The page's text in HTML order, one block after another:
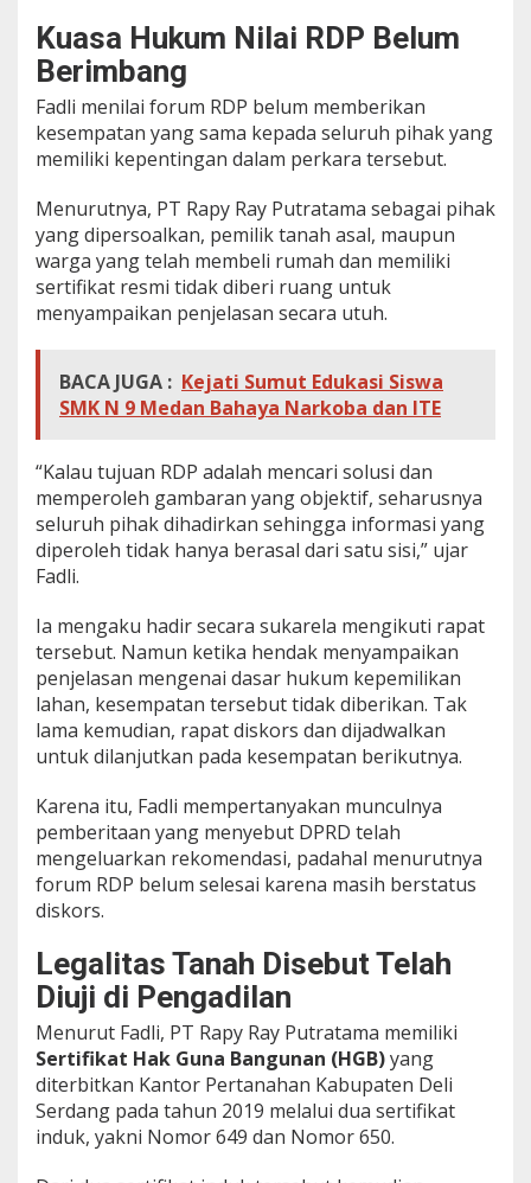
u
m
S
o
r
t
i
R
D
P
D
D
S
u
t
Kuasa Hukum Nilai RDP Belum
Berimbang
Fadli menilai forum RDP belum memberikan
kesempatan yang sama kepada seluruh pihak yang
memiliki kepentingan dalam perkara tersebut.
Menurutnya, PT Rapy Ray Putratama sebagai pihak
yang dipersoalkan, pemilik tanah asal, maupun
warga yang telah membeli rumah dan memiliki
sertifikat resmi tidak diberi ruang untuk
menyampaikan penjelasan secara utuh.
BACA JUGA : Kejati Sumut Edukasi Siswa
SMK N 9 Medan Bahaya Narkoba dan ITE
“Kalau tujuan RDP adalah mencari solusi dan
memperoleh gambaran yang objektif, seharusnya
seluruh pihak dihadirkan sehingga informasi yang
diperoleh tidak hanya berasal dari satu sisi,” ujar
Fadli.
Ia mengaku hadir secara sukarela mengikuti rapat
tersebut. Namun ketika hendak menyampaikan
penjelasan mengenai dasar hukum kepemilikan
lahan, kesempatan tersebut tidak diberikan. Tak
lama kemudian, rapat diskors dan dijadwalkan
untuk dilanjutkan pada kesempatan berikutnya.
Karena itu, Fadli mempertanyakan munculnya
pemberitaan yang menyebut DPRD telah
mengeluarkan rekomendasi, padahal menurutnya
forum RDP belum selesai karena masih berstatus
diskors.
Legalitas Tanah Disebut Telah
Diuji di Pengadilan
Menurut Fadli, PT Rapy Ray Putratama memiliki
Sertifikat Hak Guna Bangunan (HGB)yang
diterbitkan Kantor Pertanahan Kabupaten Deli
Serdang pada tahun 2019 melalui dua sertifikat
induk, yakni Nomor 649 dan Nomor 650.